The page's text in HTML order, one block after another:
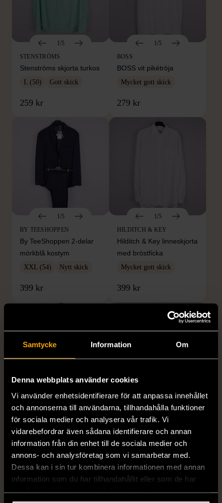
Samtycke Information Om
Denna webbplats använder cookies
Vi använder enhetsidentifierare för att anpassa innehållet
och annonserna till användarna, tillhandahålla funktioner
för sociala medier och analysera vår trafik. Vi
vidarebefordrar även sådana identifierare och annan
information från din enhet till de sociala medier och
annons- och analysföretag som vi samarbetar med.
Dessa kan i sin tur kombinera informationen med annan
information som du har tillhandahållit eller som de har
1/5
STENSTRÖMS
Stenströms skjorta turkos
L (50) Gott skick
259 kr
1/5
BOSS
BOSS vit pikétröja
Mycket gott skick
279 kr
1/5
BY TEESHOPPEN
By TeeShoppen 2-delar
mörkblå kostym
XXL (54) Nytt skick
399 kr
1/5
HILDITCH & KEY
Hilditch & Key linneskjorta
med bröstficka
Mycket gott skick
399 kr
Kostymbyxor med
Gott skick
159 kr
BONDELID
XL (52)
Mycket gott skick
199 kr